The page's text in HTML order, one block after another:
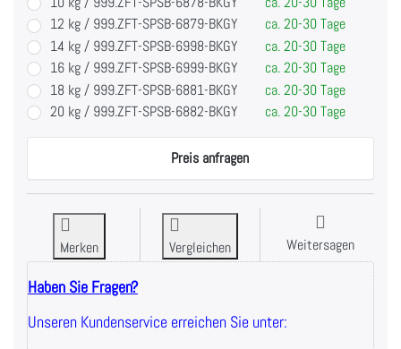
12 kg / 999.ZFT-SPSB-6879-BKGY
ca. 20-30 Tage
14 kg / 999.ZFT-SPSB-6998-BKGY
ca. 20-30 Tage
16 kg / 999.ZFT-SPSB-6999-BKGY
ca. 20-30 Tage
18 kg / 999.ZFT-SPSB-6881-BKGY
ca. 20-30 Tage
20 kg / 999.ZFT-SPSB-6882-BKGY
ca. 20-30 Tage
Preis anfragen
Merken Vergleichen Weitersagen
Haben Sie Fragen?
Unseren Kundenservice erreichen Sie unter: